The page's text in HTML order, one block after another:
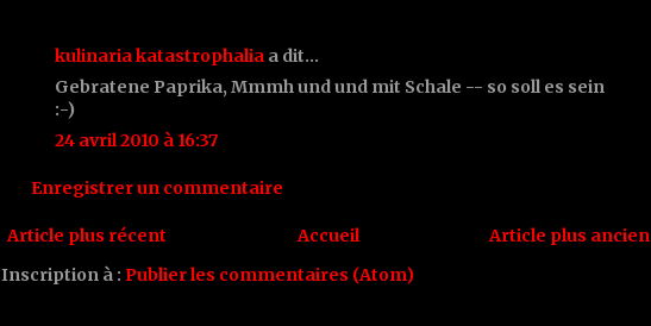
kulinaria katastrophalia a dit…
Gebratene Paprika, Mmmh und und mit Schale -- so soll es sein
:-)
24 avril 2010 à 16:37
Enregistrer un commentaire
Article plus récent Article plus ancien
Accueil
Inscription à : Publier les commentaires (Atom)